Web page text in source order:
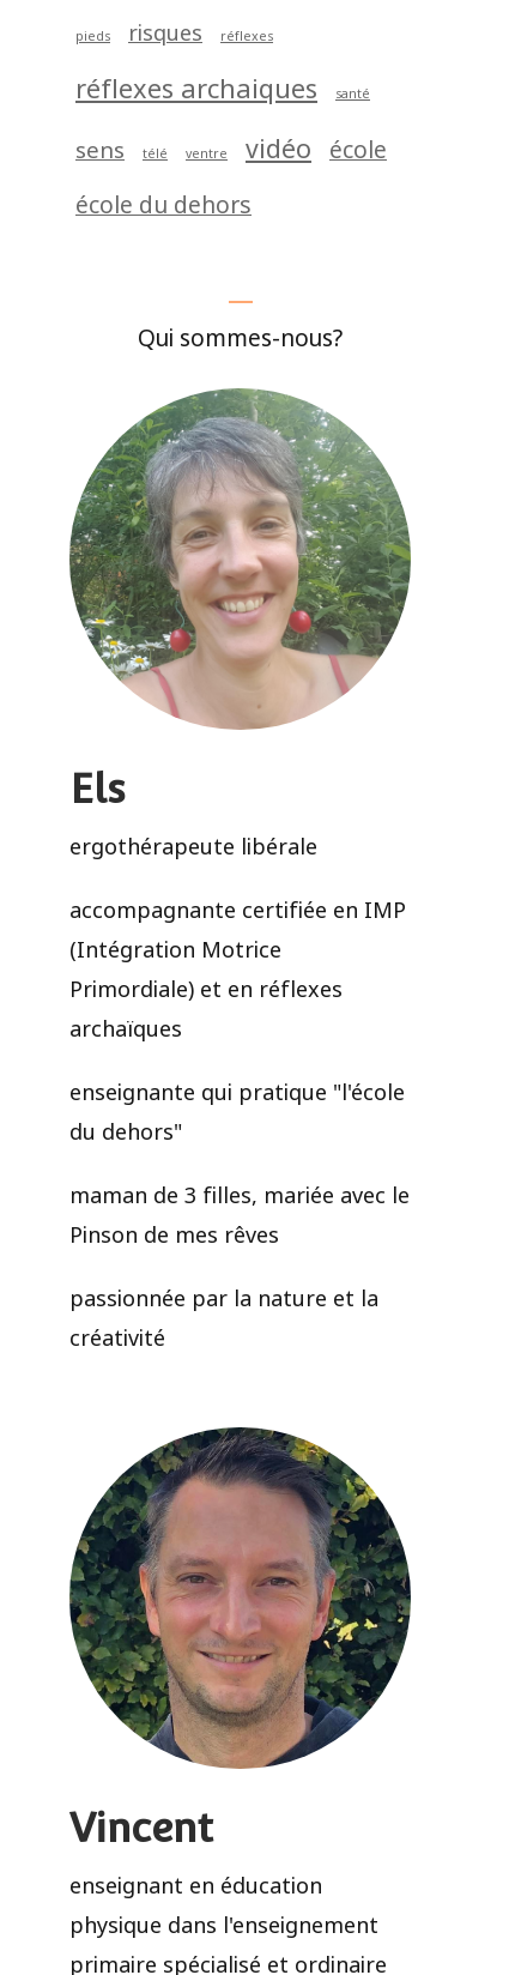
pieds risques réflexes
réflexes archaiques santé
sens télé ventre vidéo école
école du dehors
Qui sommes-nous?
Els
ergothérapeute libérale
accompagnante certifiée en IMP
(Intégration Motrice
Primordiale) et en réflexes
archaïques
enseignante qui pratique "l'école
du dehors"
maman de 3 filles, mariée avec le
Pinson de mes rêves
passionnée par la nature et la
créativité
Vincent
enseignant en éducation
physique dans l'enseignement
primaire spécialisé et ordinaire